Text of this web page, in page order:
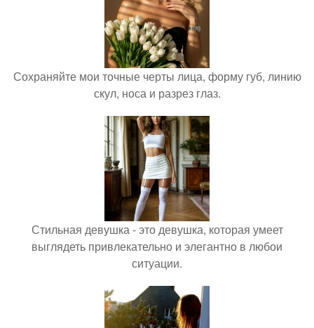
Сохраняйте мои точные черты лица, форму губ, линию
скул, носа и разрез глаз.
Стильная девушка - это девушка, которая умеет
выглядеть привлекательно и элегантно в любои
ситуации.